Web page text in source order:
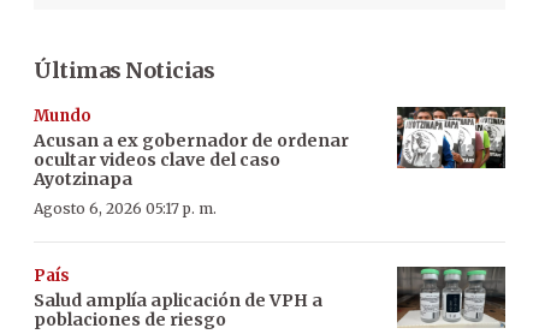
Últimas Noticias
Mundo
Acusan a ex gobernador de ordenar
ocultar videos clave del caso
Ayotzinapa
Agosto 6, 2026 05:17 p. m.
País
Salud amplía aplicación de VPH a
poblaciones de riesgo